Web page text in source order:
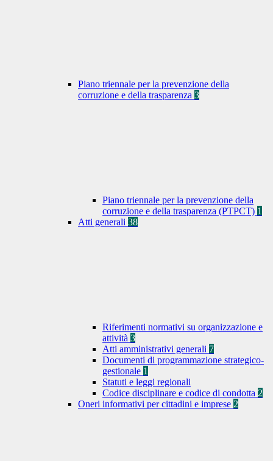
Piano triennale per la prevenzione della
corruzione e della trasparenza 3
Piano triennale per la prevenzione della
corruzione e della trasparenza (PTPCT) 1
Atti generali 38
Riferimenti normativi su organizzazione e
attività 3
Atti amministrativi generali 7
Documenti di programmazione strategico-
gestionale 1
Statuti e leggi regionali
Codice disciplinare e codice di condotta 2
Oneri informativi per cittadini e imprese 2